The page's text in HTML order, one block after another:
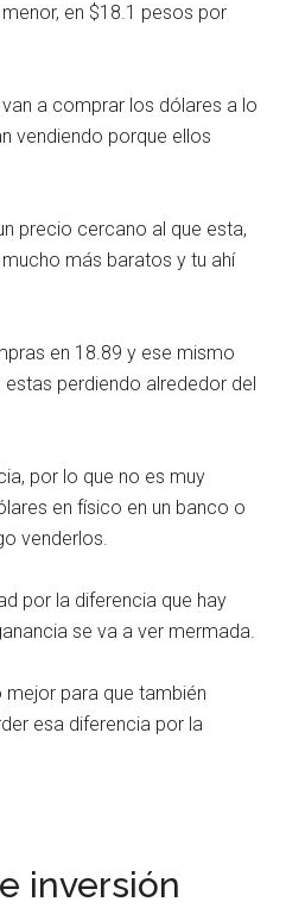
en $18.1 pesos por
a comprar los dólares a lo
vendiendo porque ellos
precio cercano al que esta,
más baratos y tu ahí
en 18.89 y ese mismo
perdiendo alrededor del
por lo que no es muy
en físico en un banco o
venderlos.
por la diferencia que hay
se va a ver mermada.
para que también
esa diferencia por la
inversión